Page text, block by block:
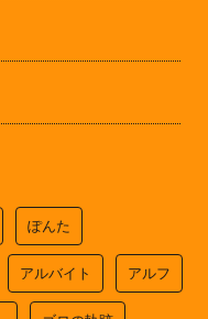
ぽんた
アルバイト アルフ